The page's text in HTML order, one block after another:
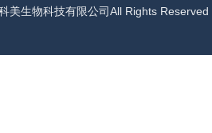
美生物科技有限公司All Rights